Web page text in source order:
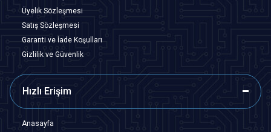
Üyelik Sözleşmesi
Satış Sözleşmesi
Garanti ve İade Koşulları
Gizlilik ve Güvenlik
Hızlı Erişim
Anasayfa